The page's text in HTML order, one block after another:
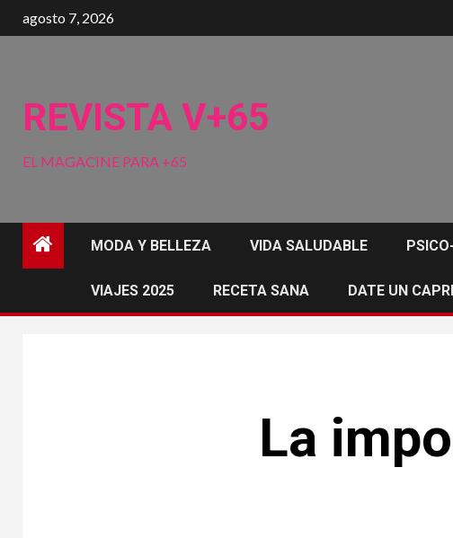
al
agosto 7, 2026
REVISTA V+65
EL MAGACINE PARA +65
MODA Y BELLEZA VIDA SALUDABLE
VIAJES 2025 RECETA SANA DATE UN
La